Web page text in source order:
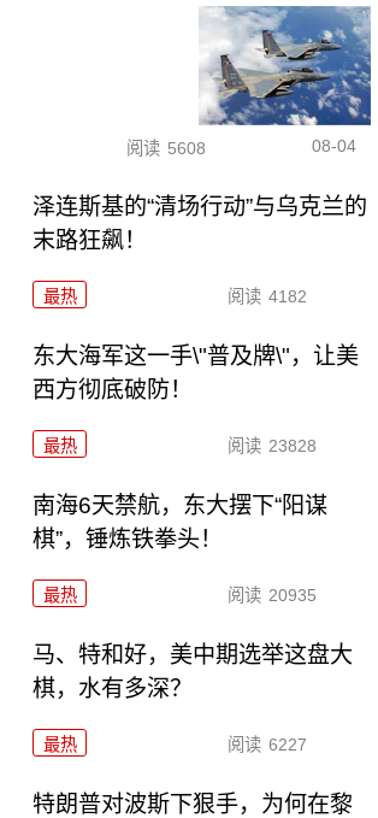
阅读 5608 08-04
泽连斯基的“清场行动”与乌克兰的
末路狂飙！
最热 阅读 4182
东大海军这一手\"普及牌\"，让美
西方彻底破防！
最热 阅读 23828
南海6天禁航，东大摆下“阳谋
棋”，锤炼铁拳头！
最热 阅读 20935
马、特和好，美中期选举这盘大
棋，水有多深？
最热 阅读 6227
特朗普对波斯下狠手，为何在黎